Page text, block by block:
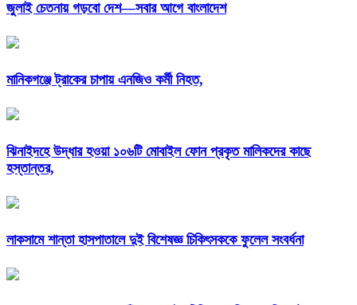
জুলাই চেতনায় গড়বো দেশ—সবার আগে বাংলাদেশ
মানিকগঞ্জে ট্রাকের চাপায় এনজিও কর্মী নিহত,
ঝিনাইদহে উদ্ধার হওয়া ১০৬টি মোবাইল ফোন প্রকৃত মালিকদের কাছে
হস্তান্তর,
লাকসামে শান্তা হাসপাতালে দুই বিশেষজ্ঞ চিকিৎসককে ফুলেল সংবর্ধনা